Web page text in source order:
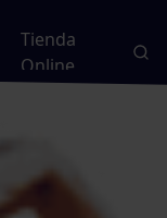
Tienda
Online